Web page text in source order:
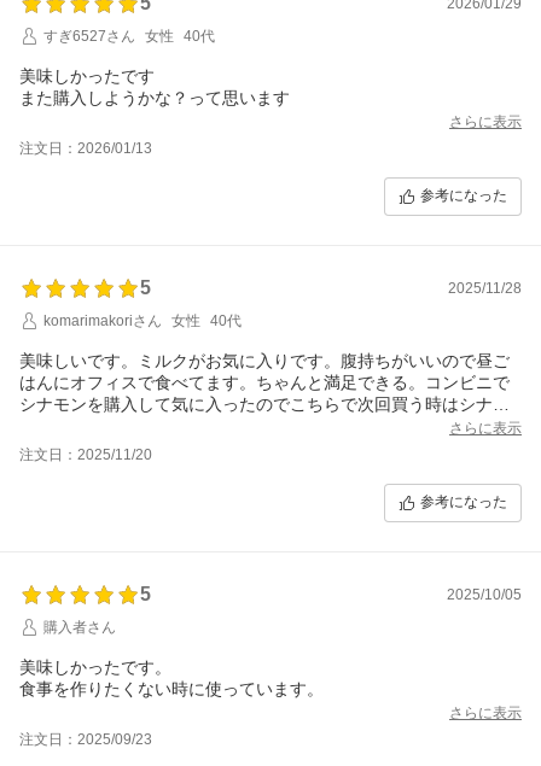
すぎ6527さん
女性 40代
美味しかったです
また購入しようかな？って思います
さらに表示
注文日：2026/01/13
参考になった
5
2025/11/28
komarimakoriさん
女性 40代
美味しいです。ミルクがお気に入りです。腹持ちがいいので昼ご
はんにオフィスで食べてます。ちゃんと満足できる。コンビニで
シナモンを購入して気に入ったのでこちらで次回買う時はシナモ
さらに表示
注文日：2025/11/20
参考になった
5
2025/10/05
購入者さん
美味しかったです。
食事を作りたくない時に使っています。
さらに表示
注文日：2025/09/23